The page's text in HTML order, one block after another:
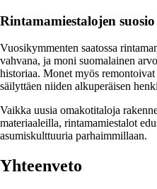
Rintamamiestalojen suosio
Vuosikymmenten saatossa
vahvana, ja moni suomalainen
historiaa. Monet myös
säilyttäen niiden alkuperäisen
Vaikka uusia omakotitaloja
materiaaleilla, rintamamiestalot
asumiskulttuuria parhaimmillaan.
Yhteenveto